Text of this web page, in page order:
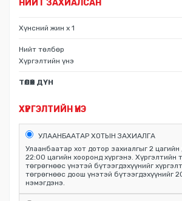
НИЙТ ЗАХИАЛСАН
Хүнсний жин x 1
Нийт төлбөр
Хүргэлтийн үнэ
ТӨЛӨХ ДҮН
ХҮРГЭЛТИЙН ҮНЭ
УЛААНБААТАР ХОТЫН ЗАХИАЛГА
Улаанбаатар хот дотор захиалгыг 2
22:00 цагийн хооронд хүргэнэ. Хүргэлтийн төлбөр 20,000
төгрөгнөөс үнэтэй бүтээгдэхүүнийг
төгрөгнөөс доош үнэтэй бүтээгдэхүүнийг
нэмэгдэнэ.